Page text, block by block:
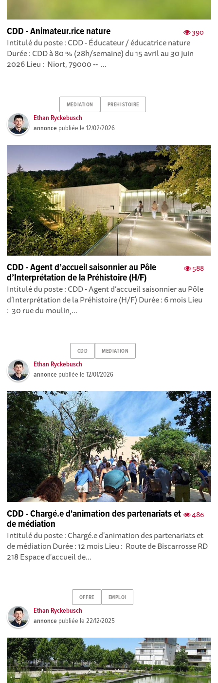
390
CDD - Animateur.rice nature
Intitulé du poste : CDD - Éducateur / éducatrice nature
Durée : CDD à 80 % (28h/semaine) du 15 avril au 30 juin
2026 Lieu : Niort, 79000 -- ...
MEDIATION PREHISTOIRE
Ethan Ryckebusch
annonce publiée le12/02/2026
588
CDD - Agent d’accueil saisonnier au Pôle
d’Interprétation de la Préhistoire (H/F)
Intitulé du poste : CDD - Agent d’accueil saisonnier au Pôle
d’Interprétation de la Préhistoire (H/F) Durée : 6 mois Lieu
: 30 rue du moulin,...
CDD MEDIATION
Ethan Ryckebusch
annonce publiée le12/01/2026
486
CDD - Chargé.e d'animation des partenariats et
de médiation
Intitulé du poste : Chargé.e d'animation des partenariats et
de médiation Durée : 12 mois Lieu : Route de Biscarrosse RD
218 Espace d'accueil de...
OFFRE EMPLOI
Ethan Ryckebusch
annonce publiée le22/12/2025